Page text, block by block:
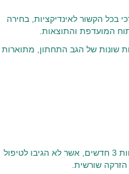
בכל הקשור לאינדיקציות, בחירה
המועדפת והתוצאות.
שונות של הגב התחתון, מתוארות
· כאבים סכיאטיים בלתי פוסקים של לפחות 3 חדשים, אשר לא הגיבו לטיפול
שורשית.